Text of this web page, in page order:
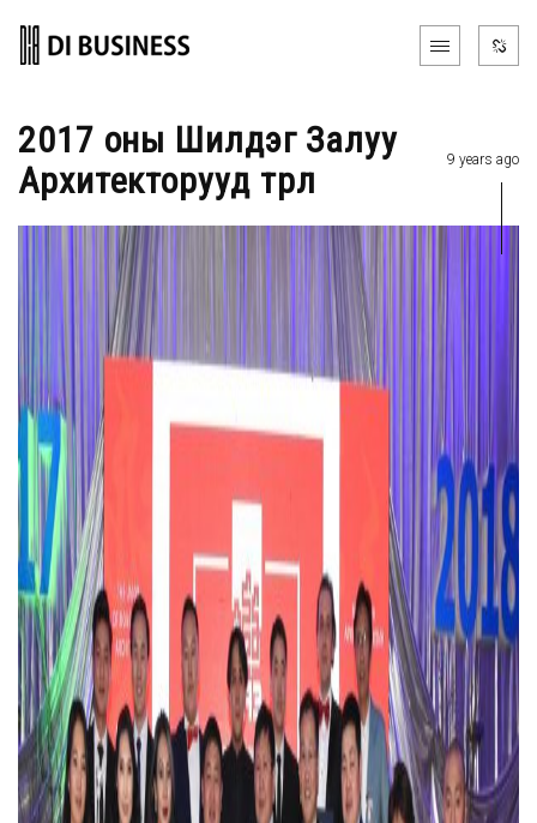
2017 оны Шилдэг Залуу
Архитекторууд төрлөө
9 years ago